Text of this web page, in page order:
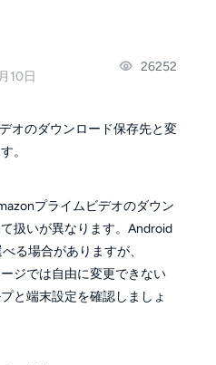
10日
26252
オのダウンロード保存先と変
。
プライムビデオのダウン
扱いが異なります。Android
る場合がありますが、
ジでは自由に変更できない
と端末設定を確認しましょ